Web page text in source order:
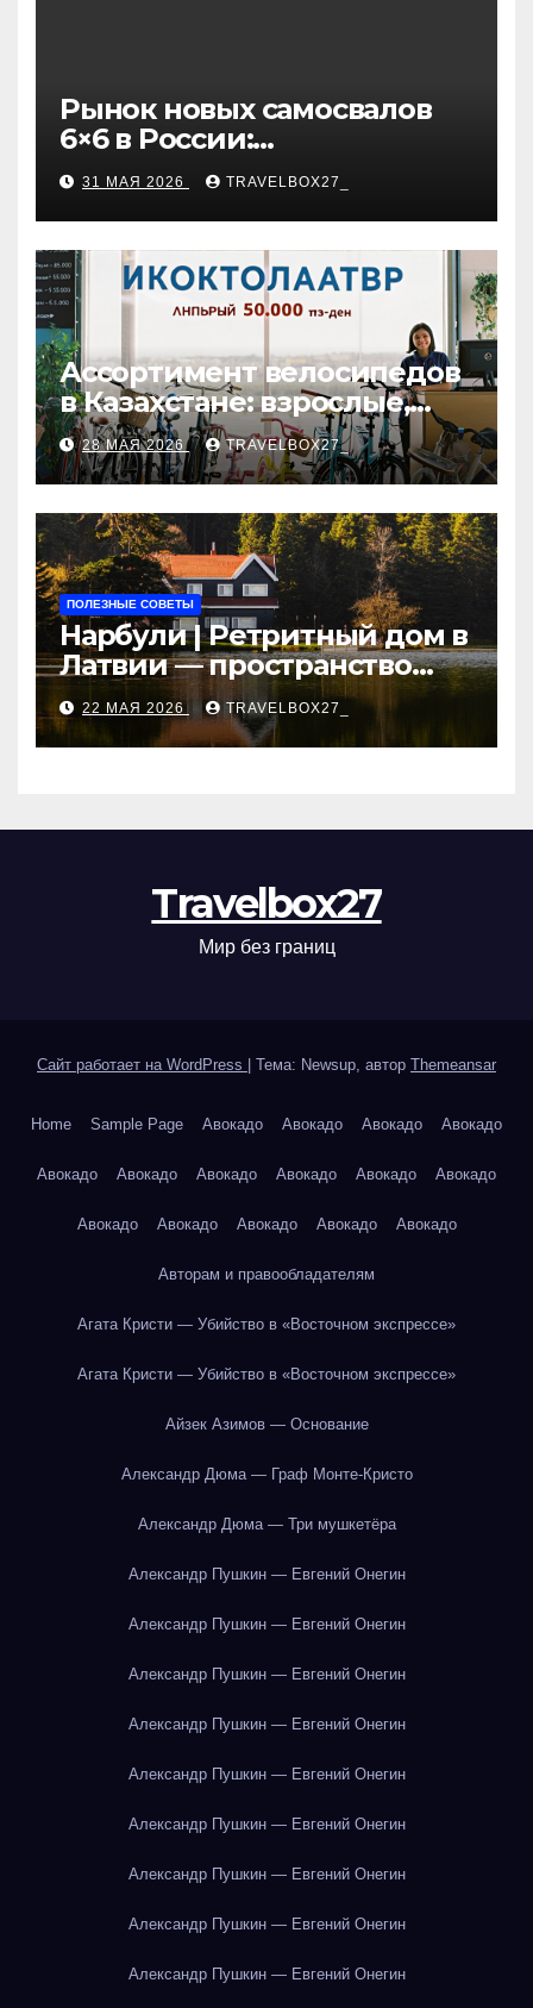
Рынок новых самосвалов
6×6 в России:
характеристики и цены
31 МАЯ 2026 TRAVELBOX27_
Ассортимент велосипедов
в Казахстане: взрослые,
детские и городские
модели, ценовые
категории и варианты
рассрочки
28 МАЯ 2026 TRAVELBOX27_
ПОЛЕЗНЫЕ СОВЕТЫ
Нарбули | Ретритный дом в
Латвии — пространство
для саморазвития и
восстановления
22 МАЯ 2026 TRAVELBOX27_
Travelbox27
Мир без границ
Сайт работает на WordPress Тема: Newsup, автор Themeansar
Home Sample Page Авокадо Авокадо Авокадо Авокадо
Авокадо Авокадо Авокадо Авокадо Авокадо Авокадо
Авокадо Авокадо Авокадо Авокадо Авокадо
Авторам и правообладателям
Агата Кристи — Убийство в «Восточном экспрессе»
Агата Кристи — Убийство в «Восточном экспрессе»
Айзек Азимов — Основание
Александр Дюма — Граф Монте-Кристо
Александр Дюма — Три мушкетёра
Александр Пушкин — Евгений Онегин
Александр Пушкин — Евгений Онегин
Александр Пушкин — Евгений Онегин
Александр Пушкин — Евгений Онегин
Александр Пушкин — Евгений Онегин
Александр Пушкин — Евгений Онегин
Александр Пушкин — Евгений Онегин
Александр Пушкин — Евгений Онегин
Александр Пушкин — Евгений Онегин